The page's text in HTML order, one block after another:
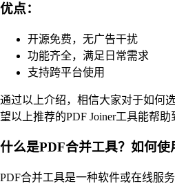
优点：
开源免费，无广告干扰
功能齐全，满足日常需求
支持跨平台使用
通过以上介绍，相信大家对于如何
望以上推荐的PDF Joiner工具能帮助
什么是PDF合并工具？如何使
PDF合并工具是一种软件或在线服